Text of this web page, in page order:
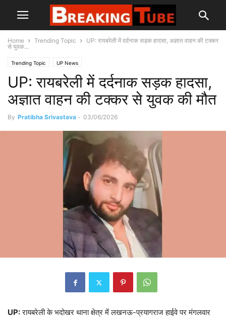
Home Trending Topic
UP: रायबरेली में दर्दनाक सड़क हादसा, अज्ञात वाहन की टक्कर
से युवक...
Trending Topic UP News
UP: रायबरेली में दर्दनाक सड़क हादसा,
अज्ञात वाहन की टक्कर से युवक की मौत
By Pratibha Srivastava - 03/06/2026
UP:रायबरेली के भदोखर थाना क्षेत्र में लखनऊ-प्रयागराज हाईवे पर मंगलवार